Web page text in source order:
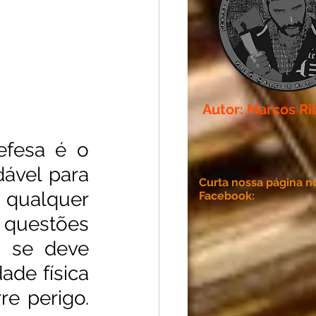
é o
para
qualquer
se deve
física
perigo.
Curta nossa página
Facebook:
Autor: Marcos